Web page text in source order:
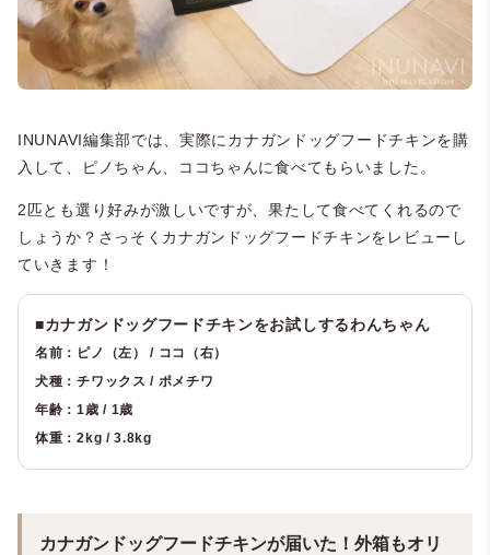
INUNAVI編集部では、実際にカナガンドッグフードチキンを購
入して、ピノちゃん、ココちゃんに食べてもらいました。
2匹とも選り好みが激しいですが、果たして食べてくれるので
しょうか？さっそくカナガンドッグフードチキンをレビューし
ていきます！
■カナガンドッグフードチキンをお試しするわんちゃん
名前：ピノ（左） / ココ（右）
犬種：チワックス / ポメチワ
年齢：1歳 / 1歳
体重：2kg / 3.8kg
カナガンドッグフードチキンが届いた！外箱もオリ